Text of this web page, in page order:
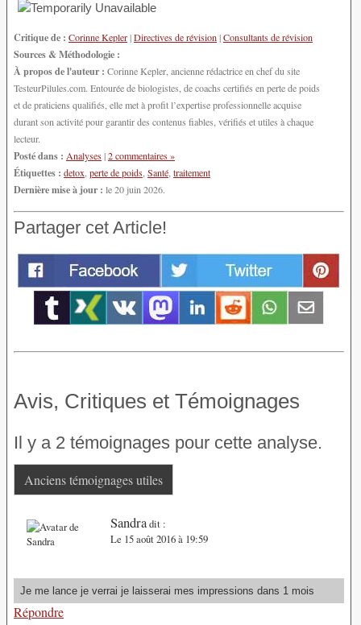
Critique de : Corinne Kepler|Directives de révision|Consultants de révision
Sources & Méthodologie :
À propos de l'auteur : Corinne Kepler, ancienne rédactrice en chef du site
TesteurPilules.com. Entourée de biologistes, de coachs certifiés en perte de poids
et de praticiens qualifiés, elle met à profit l’expertise professionnelle acquise
durant son activité pour garantir des contenus fiables, vérifiés et utiles à chaque
lecteur.
Posté dans : Analyses|2 commentaires »
Étiquettes : detox perte de poids Santé traitement
Dernière mise à jour : le 20 juin 2026.
Partager cet Article!
Avis, Critiques et Témoignages
Il y a 2 témoignages pour cette analyse.
Anciens témoignages utiles
Sandradit :
Le 15 août 2016 à 19:59
Je me lance je verrai je laisserai mes impressions dans 1 mois
Répondre